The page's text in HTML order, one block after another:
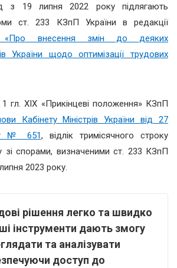
з 19 липня 2022 року підлягають
ст. 233 КЗпП України в редакції
«Про внесення змін до деяких
України щодо оптимізації трудових
гл. XIX «Прикінцеві положення» КЗпП
Кабінету Міністрів України від 27
№ 651, відлік тримісячного строку
зі спорами, визначеними ст. 233 КЗпП
2023 року.
рішення легко та швидко
інструменти дають змогу
та аналізувати
доступ до